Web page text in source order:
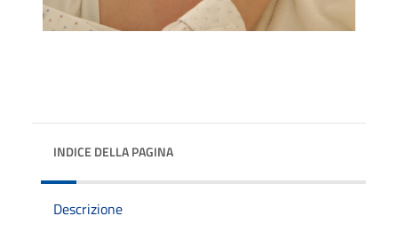
INDICE DELLA PAGINA
Descrizione